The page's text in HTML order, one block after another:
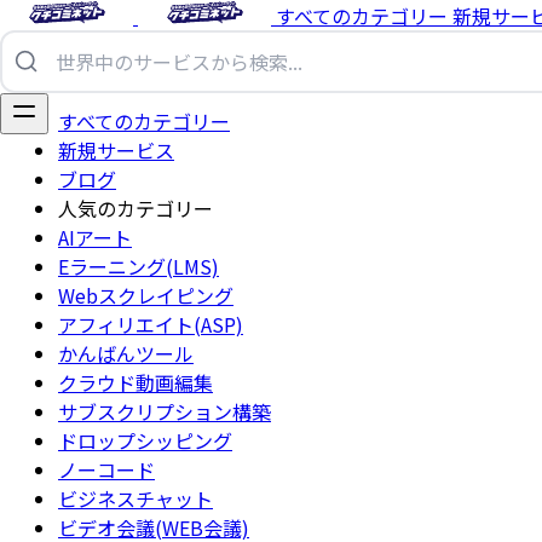
すべてのカテゴリー 新規サー
すべてのカテゴリー
新規サービス
ブログ
人気のカテゴリー
AIアート
Eラーニング(LMS)
Webスクレイピング
アフィリエイト(ASP)
かんばんツール
クラウド動画編集
サブスクリプション構築
ドロップシッピング
ノーコード
ビジネスチャット
ビデオ会議(WEB会議)